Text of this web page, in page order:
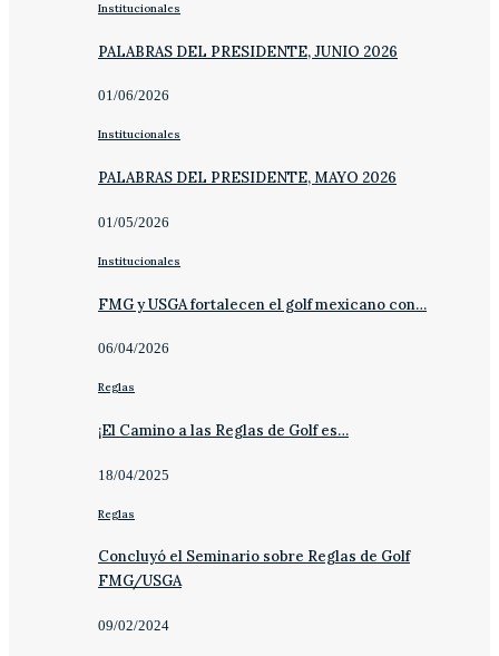
Institucionales
PALABRAS DEL PRESIDENTE, JUNIO 2026
01/06/2026
Institucionales
PALABRAS DEL PRESIDENTE, MAYO 2026
01/05/2026
Institucionales
FMG y USGA fortalecen el golf mexicano con…
06/04/2026
Reglas
¡El Camino a las Reglas de Golf es…
18/04/2025
Reglas
Concluyó el Seminario sobre Reglas de Golf
FMG/USGA
09/02/2024